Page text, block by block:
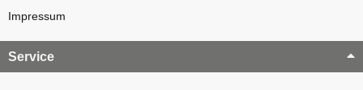
Impressum
Service